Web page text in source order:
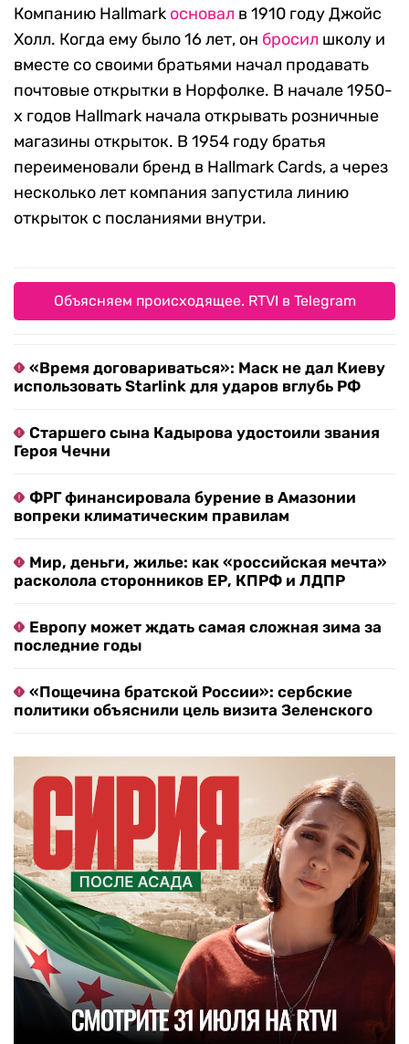
Компанию Hallmark основал в 1910 году Джойс
Холл. Когда ему было 16 лет, он бросил школу и
вместе со своими братьями начал продавать
почтовые открытки в Норфолке. В начале 1950-
х годов Hallmark начала открывать розничные
магазины открыток. В 1954 году братья
переименовали бренд в Hallmark Cards, а через
несколько лет компания запустила линию
открыток с посланиями внутри.
Объясняем происходящее. RTVI в Telegram
«Время договариваться»: Маск не дал Киеву
использовать Starlink для ударов вглубь РФ
Старшего сына Кадырова удостоили звания
Героя Чечни
ФРГ финансировала бурение в Амазонии
вопреки климатическим правилам
Мир, деньги, жилье: как «российская мечта»
расколола сторонников ЕР, КПРФ и ЛДПР
Европу может ждать самая сложная зима за
последние годы
«Пощечина братской России»: сербские
политики объяснили цель визита Зеленского